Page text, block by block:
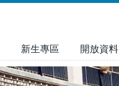
新生專區 開放資料